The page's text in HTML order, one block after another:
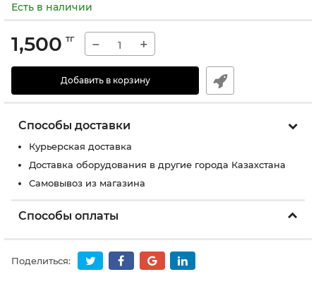
Есть в наличии
1,500 тг − +
Добавить в корзину
Способы доставки
Курьерская доставка
Доставка оборудования в другие города Казахстана
Самовывоз из магазина
Способы оплаты
Поделиться: